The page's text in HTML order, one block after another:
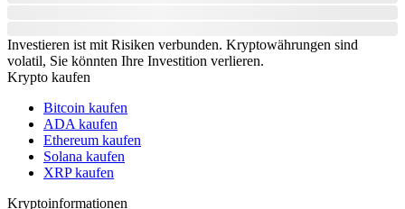
Investieren ist mit Risiken verbunden. Kryptowährungen sind
volatil, Sie könnten Ihre Investition verlieren.
Krypto kaufen
Bitcoin kaufen
ADA kaufen
Ethereum kaufen
Solana kaufen
XRP kaufen
Kryptoinformationen